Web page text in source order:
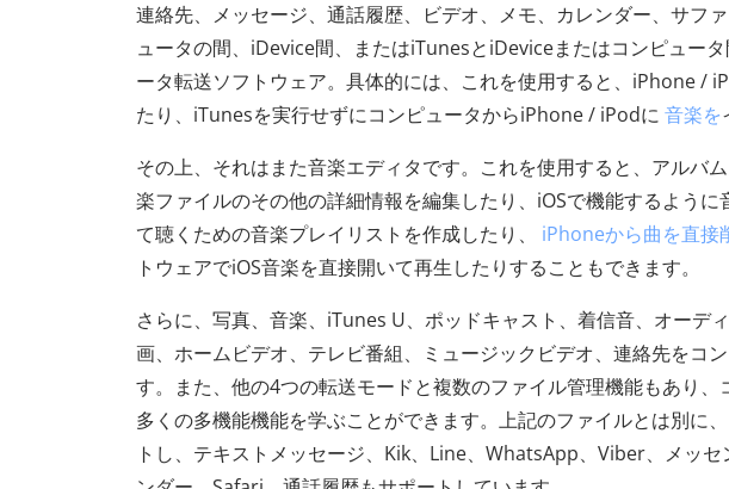
連絡先、メッセージ、通話履歴、ビデオ、メモ、カレンダー、サフ
ュータの間、iDevice間、またはiTunesとiDeviceまたはコンピュー
ータ転送ソフトウェア。具体的には、これを使用すると、iPhone /
たり、iTunesを実行せずにコンピュータからiPhone / iPodに 音楽を
その上、それはまた音楽エディタです。これを使用すると、アルバ
楽ファイルのその他の詳細情報を編集したり、iOSで機能するよう
て聴くための音楽プレイリストを作成したり、 iPhoneから曲を直接
トウェアでiOS音楽を直接開いて再生したりすることもできます。
さらに、写真、音楽、iTunes U、ポッドキャスト、着信音、オーデ
画、ホームビデオ、テレビ番組、ミュージックビデオ、連絡先をコ
す。また、他の4つの転送モードと複数のファイル管理機能もあり
多くの多機能機能を学ぶことができます。上記のファイルとは別に
トし、テキストメッセージ、Kik、Line、WhatsApp、Viber、メッ